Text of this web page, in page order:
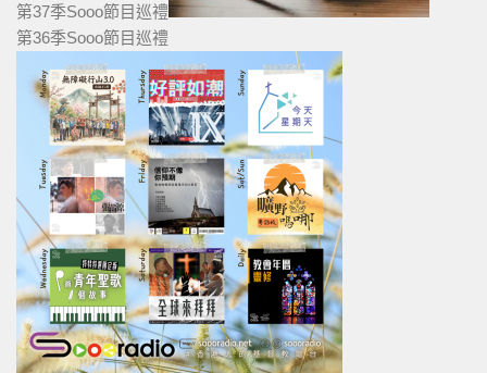
第37季Sooo節目巡禮
第36季Sooo節目巡禮